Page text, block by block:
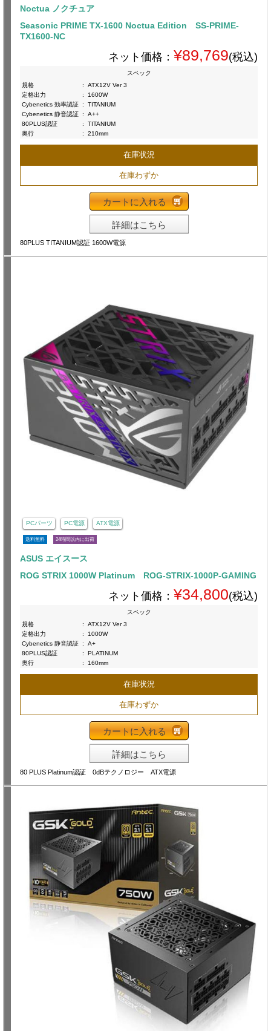
Noctua ノクチュア
Seasonic PRIME TX-1600 Noctua Edition SS-PRIME-
TX1600-NC
ネット価格： ¥89,769(税込)
スペック
規格
:
ATX12V Ver 3
定格出力
:
1600W
Cybenetics 効率認証 :
TITANIUM
Cybenetics 静音認証 :
A++
80PLUS認証
:
TITANIUM
奥行
: 210mm
在庫状況
在庫わずか
カートに入れる
詳細はこちら
80PLUS TITANIUM認証 1600W電源
PCパーツ PC電源 ATX電源
送料無料 24時間以内に出荷
ASUS エイスース
ROG STRIX 1000W Platinum ROG-STRIX-1000P-GAMING
ネット価格： ¥34,800(税込)
スペック
規格
:
ATX12V Ver 3
定格出力
:
1000W
Cybenetics 静音認証 :
A+
80PLUS認証
:
PLATINUM
奥行
: 160mm
在庫状況
在庫わずか
カートに入れる
詳細はこちら
80 PLUS Platinum認証 0dBテクノロジー ATX電源